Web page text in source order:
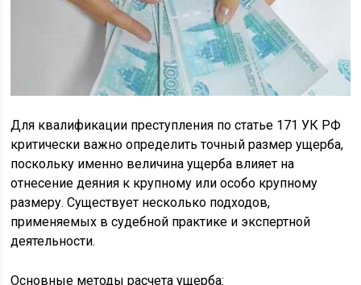
Для квалификации преступления по статье 171 УК РФ
критически важно определить точный размер ущерба,
поскольку именно величина ущерба влияет на
отнесение деяния к крупному или особо крупному
размеру. Существует несколько подходов,
применяемых в судебной практике и экспертной
деятельности.
Основные методы расчета ущерба: